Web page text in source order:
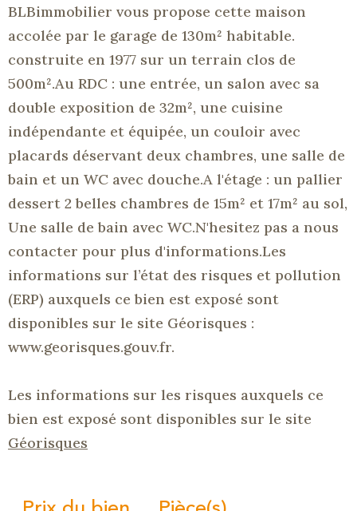
BLBimmobilier vous propose cette maison
accolée par le garage de 130m² habitable.
construite en 1977 sur un terrain clos de
500m².Au RDC : une entrée, un salon avec sa
double exposition de 32m², une cuisine
indépendante et équipée, un couloir avec
placards déservant deux chambres, une salle de
bain et un WC avec douche.A l'étage : un pallier
dessert 2 belles chambres de 15m² et 17m² au sol,
Une salle de bain avec WC.N'hesitez pas a nous
contacter pour plus d'informations.Les
informations sur l’état des risques et pollution
(ERP) auxquels ce bien est exposé sont
disponibles sur le site Géorisques :
www.georisques.gouv.fr.
Les informations sur les risques auxquels ce
bien est exposé sont disponibles sur le site
Géorisques